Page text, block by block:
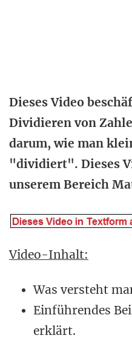
Dieses Video
Dividieren von
darum, wie man
"dividiert". Dieses
unserem Bereich
Video-Inhalt:
Was versteht
Einführendes
erklärt.